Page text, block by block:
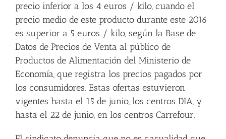
precio inferior a los 4 euros / kilo, cuando el
precio medio de este producto durante este 2016
es superior a 5 euros / kilo, según la Base de
Datos de Precios de Venta al público de
Productos de Alimentación del Ministerio de
Economía, que registra los precios pagados por
los consumidores. Estas ofertas estuvieron
vigentes hasta el 15 de junio, los centros DIA, y
hasta el 22 de junio, en los centros Carrefour.